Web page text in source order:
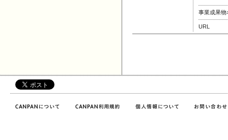
事業成果物
URL